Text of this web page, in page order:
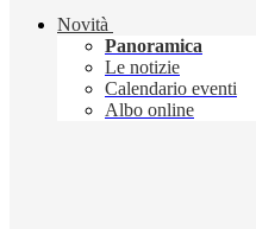
Novità
Panoramica
Le notizie
Calendario eventi
Albo online